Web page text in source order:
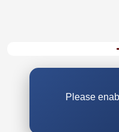
Please